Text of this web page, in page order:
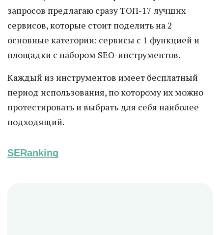
запросов предлагаю сразу ТОП-17 лучших
сервисов, которые стоит поделить на 2
основные категории: сервисы с 1 функцией и
площадки с набором SEO-инструментов.
Каждый из инструментов имеет бесплатный
период использования, по которому их можно
протестировать и выбрать для себя наиболее
подходящий.
SERanking